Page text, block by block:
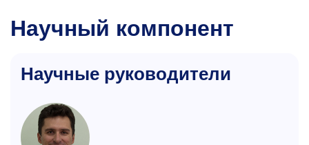
Научный компонент
Научные руководители